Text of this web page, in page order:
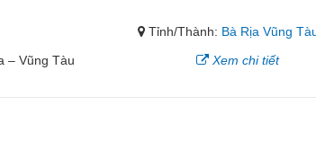
Tỉnh/Thành: Bà Rịa Vũng
– Vũng Tàu
Xem chi tiết